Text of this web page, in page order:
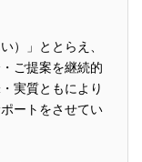
）」ととらえ、
ご提案を継続的
実質ともにより
ートをさせてい